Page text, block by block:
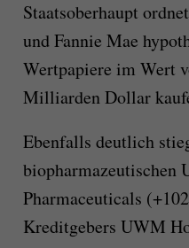
Staatsoberhaupt
und Fannie Mae
Wertpapiere im Wert
Milliarden Dollar
Ebenfalls deutlich
biopharmazeutischen
Pharmaceuticals
Kreditgebers UWM